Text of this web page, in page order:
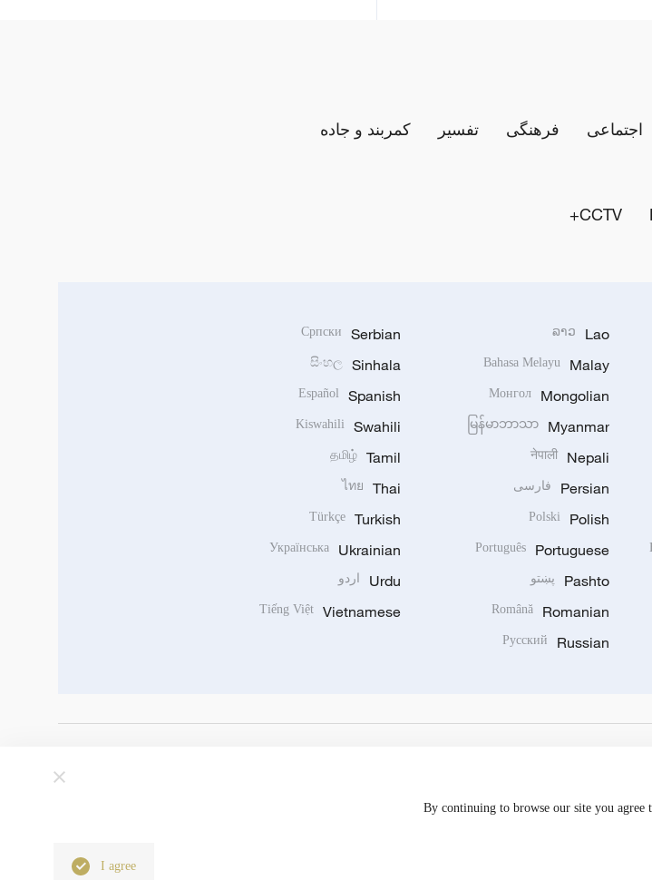
اجتماعی فرهنگی تفسیر کمربند و جاده
CCTV+
Lao
ລາວ
Malay
Bahasa Melayu
Mongolian
Монгол
Myanmar
မြန်မာဘာသာ
Nepali
नेपाली
Persian فارسی
Polish
Polski
Portuguese
Português
Pashto پښتو
Romanian
Română
Russian
Русский
Serbian
Српски
Sinhala
සිංහල
Spanish
Español
Swahili
Kiswahili
Tamil
தமிழ்
Thai
ไทย
Turkish
Türkçe
Ukrainian
Українська
Urdu اردو
Vietnamese
Tiếng Việt
By continuing to browse our site you agree
I agree